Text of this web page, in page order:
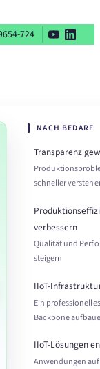
724
NACH BEDARF
Transparenz
schneller
verbessern
Qualität und
steigern
IIoT-
Ein
Backbone
IIoT-Lösungen
Anwendungen auf